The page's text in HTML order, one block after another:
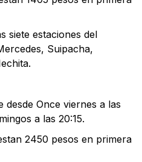
siete estaciones del
Suipacha,
desde Once viernes a las
a las 20:15.
2450 pesos en primera